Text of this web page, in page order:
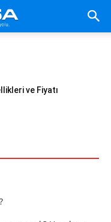
ve Fiyatı